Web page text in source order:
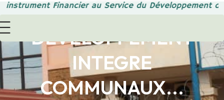
instrument Financier au Service du Développement
PROJET DE
DEVELOPPEMENT
INTEGRE
COMMUNAUX...